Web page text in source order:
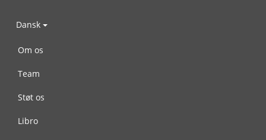
Dansk
Om os
Team
Støt os
Libro